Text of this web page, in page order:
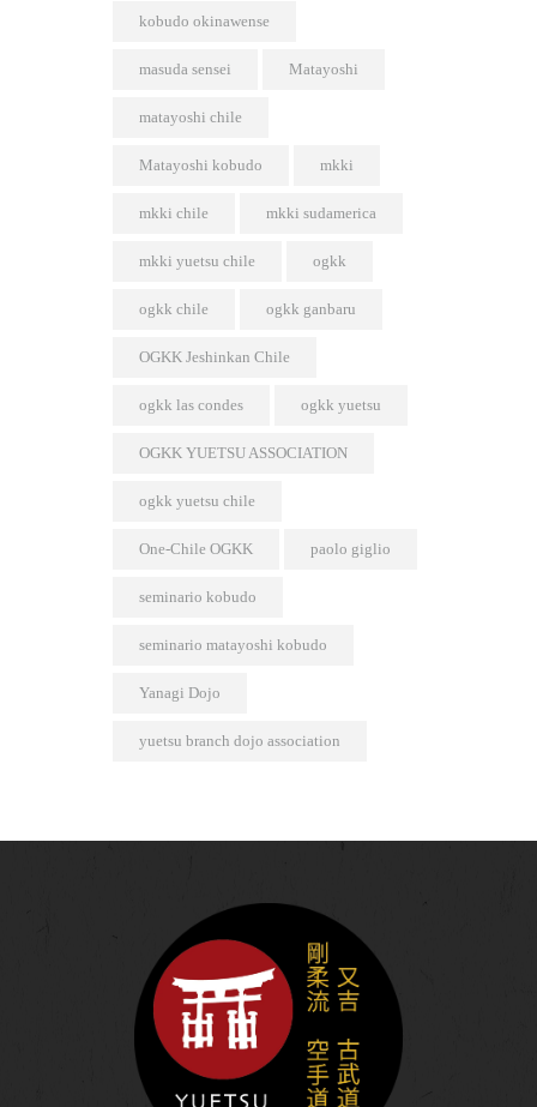
kobudo okinawense
masuda sensei Matayoshi
matayoshi chile
Matayoshi kobudo mkki
mkki chile mkki sudamerica
mkki yuetsu chile ogkk
ogkk chile ogkk ganbaru
OGKK Jeshinkan Chile
ogkk las condes ogkk yuetsu
OGKK YUETSU ASSOCIATION
ogkk yuetsu chile
One-Chile OGKK paolo giglio
seminario kobudo
seminario matayoshi kobudo
Yanagi Dojo
yuetsu branch dojo association